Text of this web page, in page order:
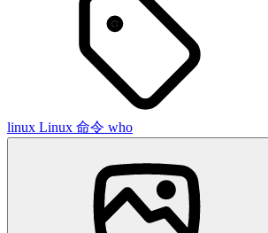
linux Linux 命令 who